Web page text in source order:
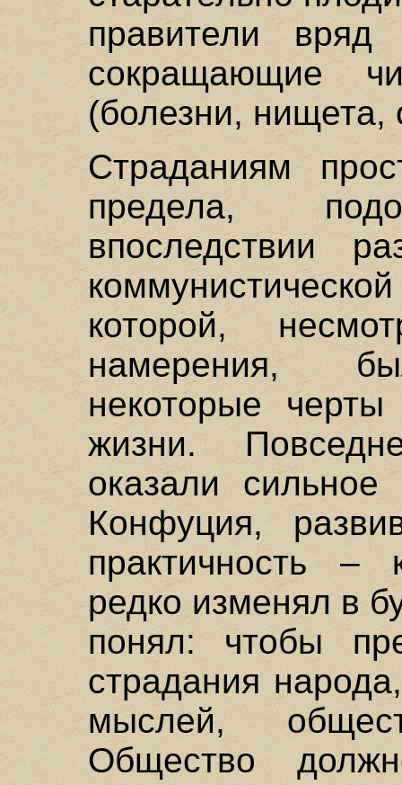
правители
сокращающие
(болезни, нищета,
Страданиям
предела,
впоследствии
которой,
намерения,
некоторые черты
жизни.
оказали
Конфуция,
практичность –
редко изменял в
понял: чтобы
страдания
мыслей,
Общество